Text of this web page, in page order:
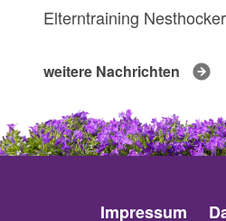
Elterntraining
weitere Nachrichten
Impressum